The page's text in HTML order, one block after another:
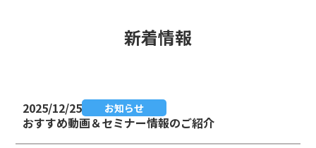
新着情報
2025/12/25 お知らせ
おすすめ動画＆セミナー情報のご紹介